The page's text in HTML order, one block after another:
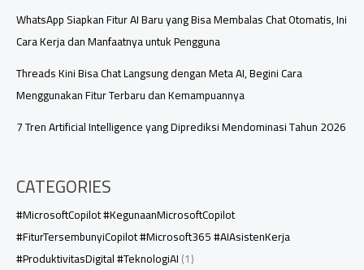
WhatsApp Siapkan Fitur AI Baru yang Bisa Membalas Chat Otomatis, Ini
Cara Kerja dan Manfaatnya untuk Pengguna
Threads Kini Bisa Chat Langsung dengan Meta AI, Begini Cara
Menggunakan Fitur Terbaru dan Kemampuannya
7 Tren Artificial Intelligence yang Diprediksi Mendominasi Tahun 2026
CATEGORIES
#MicrosoftCopilot #KegunaanMicrosoftCopilot
#FiturTersembunyiCopilot #Microsoft365 #AIAsistenKerja
#ProduktivitasDigital #TeknologiAI(1)